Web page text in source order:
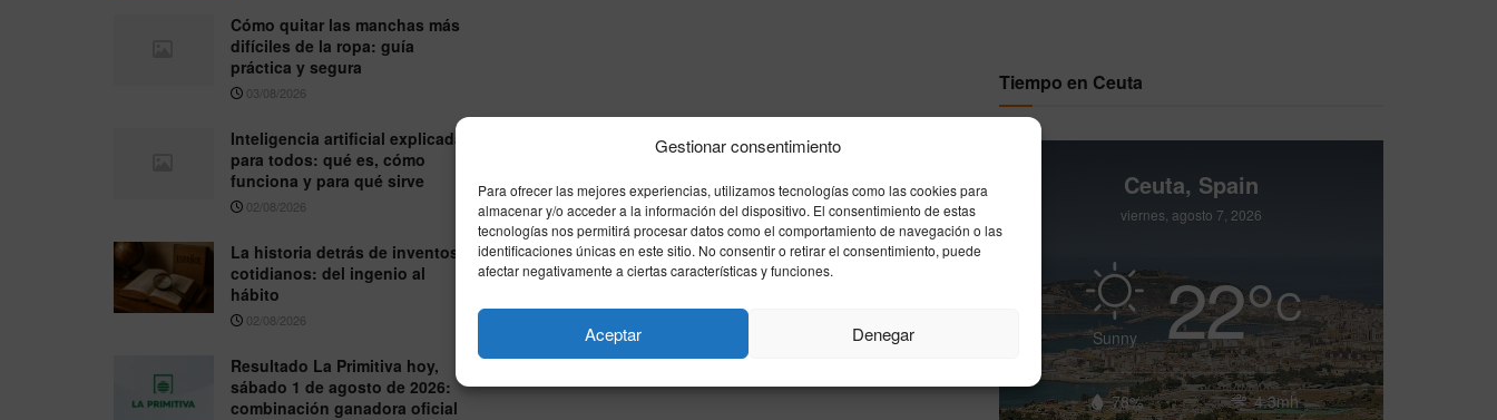
Gestionar consentimiento
Para ofrecer las mejores experiencias, utilizamos tecnologías como las cookies para
almacenar y/o acceder a la información del dispositivo. El consentimiento de estas
tecnologías nos permitirá procesar datos como el comportamiento de navegación o las
identificaciones únicas en este sitio. No consentir o retirar el consentimiento, puede
afectar negativamente a ciertas características y funciones.
Aceptar Denegar
Cómo quitar las manchas más
difíciles de la ropa: guía
práctica y segura
03/08/2026
Inteligencia artificial explicada
para todos: qué es, cómo
funciona y para qué sirve
02/08/2026
La historia detrás de inventos
cotidianos: del ingenio al
hábito
02/08/2026
Resultado La Primitiva hoy,
sábado 1 de agosto de 2026:
combinación ganadora oficial
Tiempo en Ceuta
Ceuta, Spain
viernes, agosto 7, 2026
Sunny 22°C
78% 4.3mh